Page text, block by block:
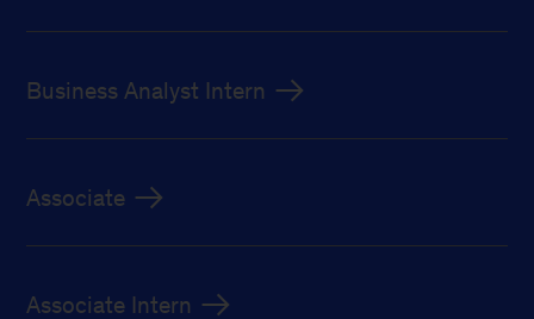
Business Analyst Intern
Associate
Associate Intern